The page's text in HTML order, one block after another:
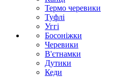
Термо черевики
Туфлі
Уггі
Босоніжки
Черевики
В'єтнамки
Дутики
Кеди